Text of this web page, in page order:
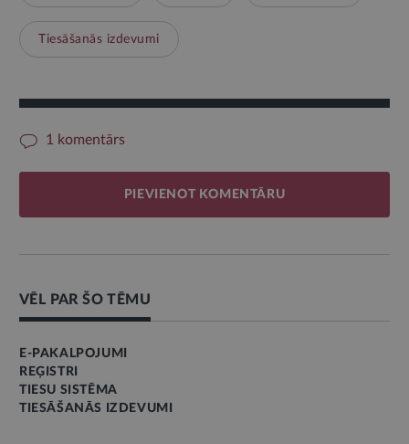
Tiesāšanās izdevumi
1 komentārs
PIEVIENOT KOMENTĀRU
VĒL PAR ŠO TĒMU
E-PAKALPOJUMI
REĢISTRI
TIESU SISTĒMA
TIESĀŠANĀS IZDEVUMI